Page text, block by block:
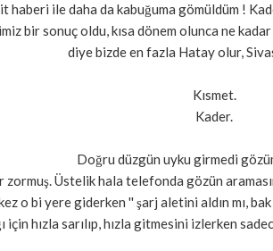
haberi ile daha da kabuğuma gömüldüm !
bir sonuç oldu, kısa dönem olunca ne
diye bizde en fazla Hatay olur,
Kısmet.
Kader.
Doğru düzgün uyku girmedi
zormuş. Üstelik hala telefonda gözün
o bi yere giderken '' şarj aletini aldın mı,
için hızla sarılıp, hızla gitmesini izlerken